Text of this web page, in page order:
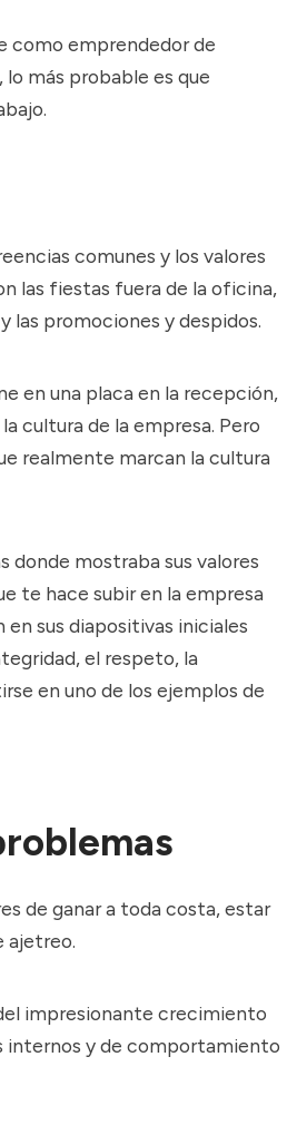
como emprendedor de
más probable es que
comunes y los valores
las fiestas fuera de la oficina,
las promociones y despidos.
en una placa en la recepción,
cultura de la empresa. Pero
realmente marcan la cultura
donde mostraba sus valores
te hace subir en la empresa
sus diapositivas iniciales
el respeto, la
en uno de los ejemplos de
de ganar a toda costa, estar
ajetreo.
impresionante crecimiento
internos y de comportamiento